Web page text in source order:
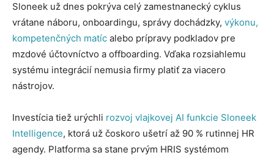
Sloneek už dnes pokrýva celý zamestnanecký cyklus
vrátane náboru, onboardingu, správy dochádzky, výkonu,
kompetenčných matíc alebo prípravy podkladov pre
mzdové účtovníctvo a offboarding. Vďaka rozsiahlemu
systému integrácií nemusia firmy platiť za viacero
nástrojov.
Investícia tiež urýchli rozvoj vlajkovej AI funkcie Sloneek
Intelligence, ktorá už čoskoro ušetrí až 90 % rutinnej HR
agendy. Platforma sa stane prvým HRIS systémom